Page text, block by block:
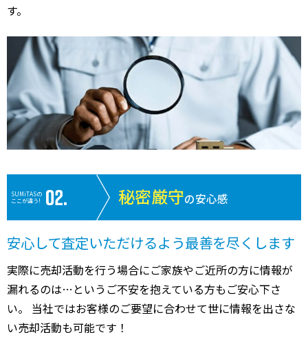
す。
SUMiTASの
ここが違う!
秘密厳守の安心感
安心して査定いただけるよう最善を尽くします
実際に売却活動を行う場合にご家族やご近所の方に情報が
漏れるのは…というご不安を抱えている方もご安心下さ
い。 当社ではお客様のご要望に合わせて世に情報を出さな
い売却活動も可能です！